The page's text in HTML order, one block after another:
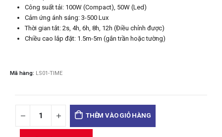
Công suất tải: 100W (Compact), 50W (Led)
Cảm ứng ánh sáng: 3-500 Lux
Thời gian tắt: 2s, 4h, 6h, 8h, 12h (Điều chỉnh được)
Chiều cao lắp đặt: 1.5m-5m (gắn trần hoặc tường)
Mã hàng: LS01-TIME
THÊM VÀO GIỎ HÀNG